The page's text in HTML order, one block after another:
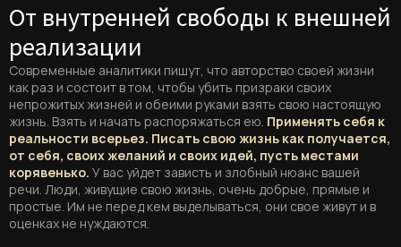
От внутренней свободы к внешней
реализации
Современные аналитики пишут, что авторство своей жизни
как раз и состоит в том, чтобы убить призраки своих
непрожитых жизней и обеими руками взять свою настоящую
жизнь. Взять и начать распоряжаться ею. Применять себя к
реальности всерьез. Писать свою жизнь как получается,
от себя, своих желаний и своих идей, пусть местами
корявенько. У вас уйдет зависть и злобный нюанс вашей
речи. Люди, живущие свою жизнь, очень добрые, прямые и
простые. Им не перед кем выделываться, они свое живут и в
оценках не нуждаются.